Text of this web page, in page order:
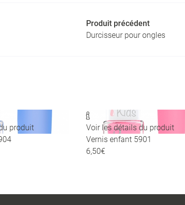
Produit précédent
Durcisseur pour ongles
produit

Voir les détails du produit
Vernis enfant 5901
6,50€